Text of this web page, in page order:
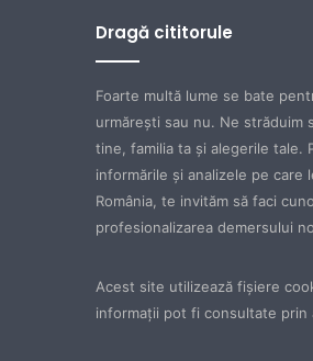
Dragă cititorule
Foarte multă lume se bate
urmăreşti sau nu. Ne străduim
tine, familia ta şi alegerile tale.
informările şi analizele pe
România, te invităm să faci
profesionalizarea demersului
Acest site utilizează fișiere
informații pot fi consultate prin